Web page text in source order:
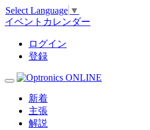
Select Language ▼
イベントカレンダー
ログイン
登録
新着
主張
解説